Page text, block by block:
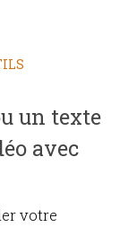
un texte
avec
votre